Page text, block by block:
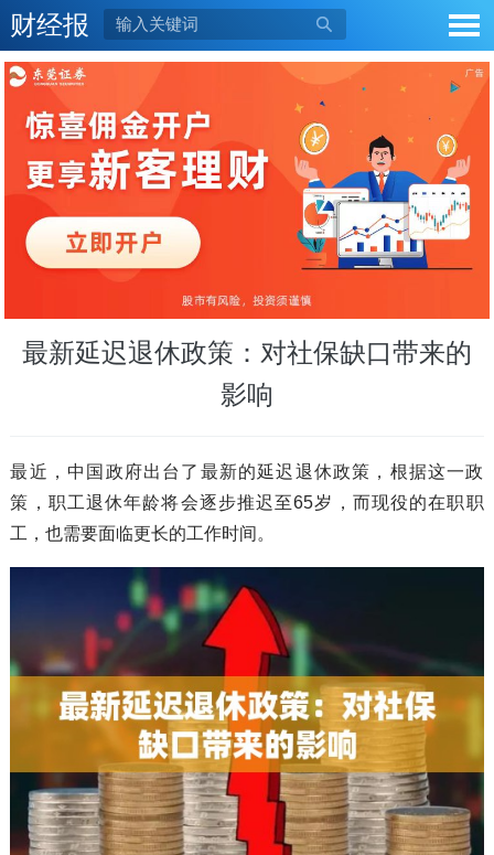
财经报 
最新延迟退休政策：对社保缺口带来的
影响
最近，中国政府出台了最新的延迟退休政策，根据这一政
策，职工退休年龄将会逐步推迟至65岁，而现役的在职职
工，也需要面临更长的工作时间。